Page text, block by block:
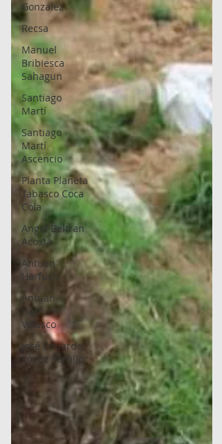
Gonzalez
Recsa
Manuel
Bribiesca
Sahagun
Santiago
Martí
Santiago
Martí
Ascencio
Planta Planeta
Tabasco Coca
Cola
Angel Beltran
Acosta
Antuan
Harfuch
Antuan
Harfuch
Velasco
José Eduardo
López Portillo